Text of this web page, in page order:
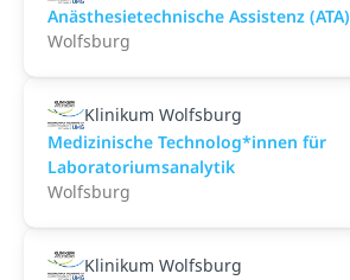
Anästhesietechnische Assistenz (ATA)
Wolfsburg
Klinikum Wolfsburg
Medizinische Technolog*innen für
Laboratoriumsanalytik
Wolfsburg
Klinikum Wolfsburg